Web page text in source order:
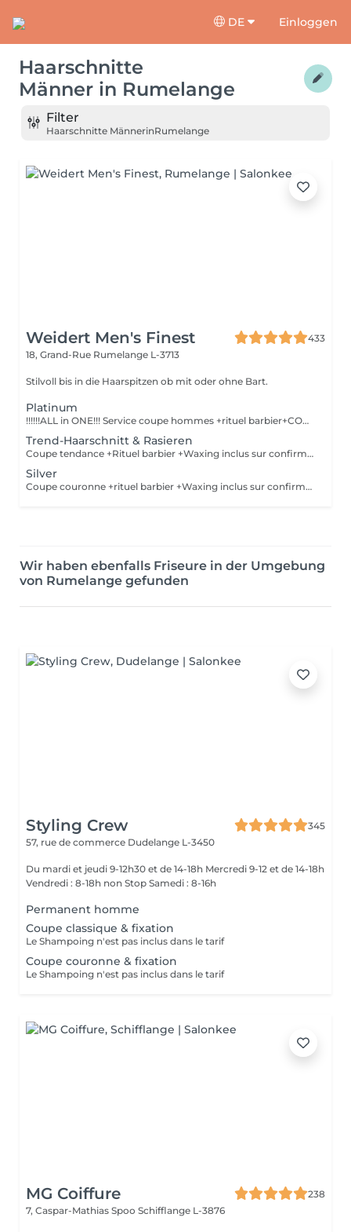
DE Einloggen
Haarschnitte
Männer in Rumelange
Filter
Haarschnitte MännerinRumelange
Weidert Men's Finest
433
18, Grand-Rue Rumelange L-3713
Stilvoll bis in die Haarspitzen ob mit oder ohne Bart.
Platinum
!!!!!!ALL in ONE!!! Service coupe hommes +rituel barbier+COLORATION de BARBE +Waxing inclus sur confirmation personnelle Shampoing &styling inclus
Trend-Haarschnitt & Rasieren
Coupe tendance +Rituel barbier +Waxing inclus sur confirmation personnelle Shampoing&styling inclus
Silver
Coupe couronne +rituel barbier +Waxing inclus sur confirmation personnelle
Wir haben ebenfalls Friseure in der Umgebung
von Rumelange gefunden
Styling Crew
345
57, rue de commerce Dudelange L-3450
Du mardi et jeudi 9-12h30 et de 14-18h Mercredi 9-12 et de 14-18h
Vendredi : 8-18h non Stop Samedi : 8-16h
Permanent homme
Coupe classique & fixation
Le Shampoing n'est pas inclus dans le tarif
Coupe couronne & fixation
Le Shampoing n'est pas inclus dans le tarif
MG Coiffure
238
7, Caspar-Mathias Spoo Schifflange L-3876